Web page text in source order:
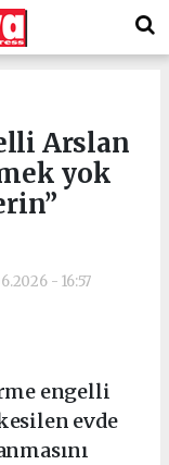
Arslan
yok
- 16:57
engelli
evde